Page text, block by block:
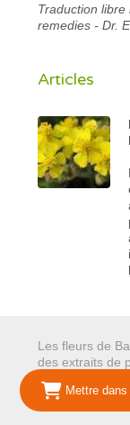
Mettre
Traduction
remedies - Dr.
Articles
Les fleurs de
des extraits de
© 2026